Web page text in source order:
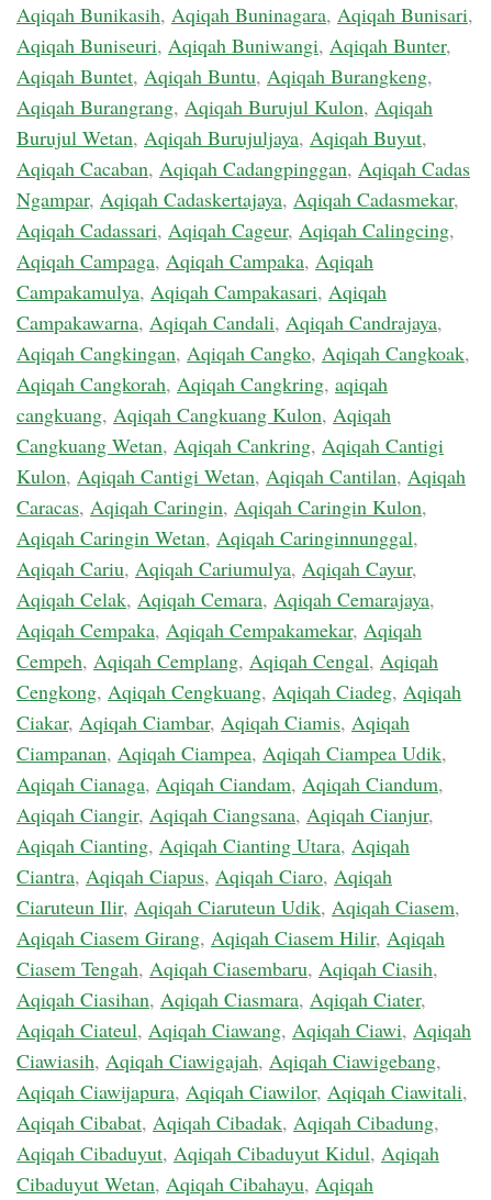
Aqiqah Bunikasih, Aqiqah Buninagara, Aqiqah Bunisari,
Aqiqah Buniseuri, Aqiqah Buniwangi, Aqiqah Bunter,
Aqiqah Buntet, Aqiqah Buntu, Aqiqah Burangkeng,
Aqiqah Burangrang, Aqiqah Burujul Kulon, Aqiqah
Burujul Wetan, Aqiqah Burujuljaya, Aqiqah Buyut,
Aqiqah Cacaban, Aqiqah Cadangpinggan, Aqiqah Cadas
Ngampar, Aqiqah Cadaskertajaya, Aqiqah Cadasmekar,
Aqiqah Cadassari, Aqiqah Cageur, Aqiqah Calingcing,
Aqiqah Campaga, Aqiqah Campaka, Aqiqah
Campakamulya, Aqiqah Campakasari, Aqiqah
Campakawarna, Aqiqah Candali, Aqiqah Candrajaya,
Aqiqah Cangkingan, Aqiqah Cangko, Aqiqah Cangkoak,
Aqiqah Cangkorah, Aqiqah Cangkring, aqiqah
cangkuang, Aqiqah Cangkuang Kulon, Aqiqah
Cangkuang Wetan, Aqiqah Cankring, Aqiqah Cantigi
Kulon, Aqiqah Cantigi Wetan, Aqiqah Cantilan, Aqiqah
Caracas, Aqiqah Caringin, Aqiqah Caringin Kulon,
Aqiqah Caringin Wetan, Aqiqah Caringinnunggal,
Aqiqah Cariu, Aqiqah Cariumulya, Aqiqah Cayur,
Aqiqah Celak, Aqiqah Cemara, Aqiqah Cemarajaya,
Aqiqah Cempaka, Aqiqah Cempakamekar, Aqiqah
Cempeh, Aqiqah Cemplang, Aqiqah Cengal, Aqiqah
Cengkong, Aqiqah Cengkuang, Aqiqah Ciadeg, Aqiqah
Ciakar, Aqiqah Ciambar, Aqiqah Ciamis, Aqiqah
Ciampanan, Aqiqah Ciampea, Aqiqah Ciampea Udik,
Aqiqah Cianaga, Aqiqah Ciandam, Aqiqah Ciandum,
Aqiqah Ciangir, Aqiqah Ciangsana, Aqiqah Cianjur,
Aqiqah Cianting, Aqiqah Cianting Utara, Aqiqah
Ciantra, Aqiqah Ciapus, Aqiqah Ciaro, Aqiqah
Ciaruteun Ilir, Aqiqah Ciaruteun Udik, Aqiqah Ciasem,
Aqiqah Ciasem Girang, Aqiqah Ciasem Hilir, Aqiqah
Ciasem Tengah, Aqiqah Ciasembaru, Aqiqah Ciasih,
Aqiqah Ciasihan, Aqiqah Ciasmara, Aqiqah Ciater,
Aqiqah Ciateul, Aqiqah Ciawang, Aqiqah Ciawi, Aqiqah
Ciawiasih, Aqiqah Ciawigajah, Aqiqah Ciawigebang,
Aqiqah Ciawijapura, Aqiqah Ciawilor, Aqiqah Ciawitali,
Aqiqah Cibabat, Aqiqah Cibadak, Aqiqah Cibadung,
Aqiqah Cibaduyut, Aqiqah Cibaduyut Kidul, Aqiqah
Cibaduyut Wetan, Aqiqah Cibahayu, Aqiqah